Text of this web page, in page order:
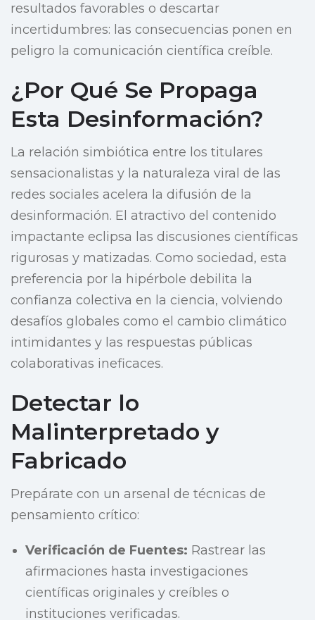
resultados favorables o descartar
incertidumbres: las consecuencias ponen en
peligro la comunicación científica creíble.
¿Por Qué Se Propaga
Esta Desinformación?
La relación simbiótica entre los titulares
sensacionalistas y la naturaleza viral de las
redes sociales acelera la difusión de la
desinformación. El atractivo del contenido
impactante eclipsa las discusiones científicas
rigurosas y matizadas. Como sociedad, esta
preferencia por la hipérbole debilita la
confianza colectiva en la ciencia, volviendo
desafíos globales como el cambio climático
intimidantes y las respuestas públicas
colaborativas ineficaces.
Detectar lo
Malinterpretado y
Fabricado
Prepárate con un arsenal de técnicas de
pensamiento crítico:
Verificación de Fuentes: Rastrear las
afirmaciones hasta investigaciones
científicas originales y creíbles o
instituciones verificadas.